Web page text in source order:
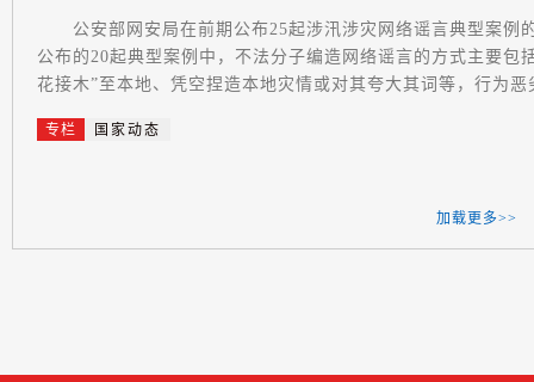
公安部网安局在前期公布25起涉汛涉灾网络谣言典型案
公布的20起典型案例中，不法分子编造网络谣言的方式主要包
花接木”至本地、凭空捏造本地灾情或对其夸大其词等，行为
专栏 国家动态
加载更多>>